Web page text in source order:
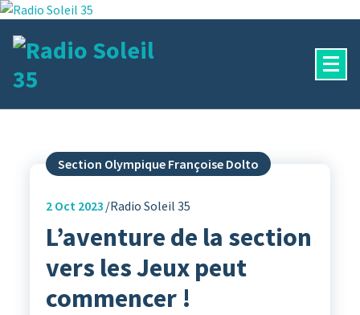
Aller
contenu
Section Olympique Françoise Dolto
2Oct 2023 Radio Soleil 35
L’aventure de la section
vers les Jeux peut
commencer !